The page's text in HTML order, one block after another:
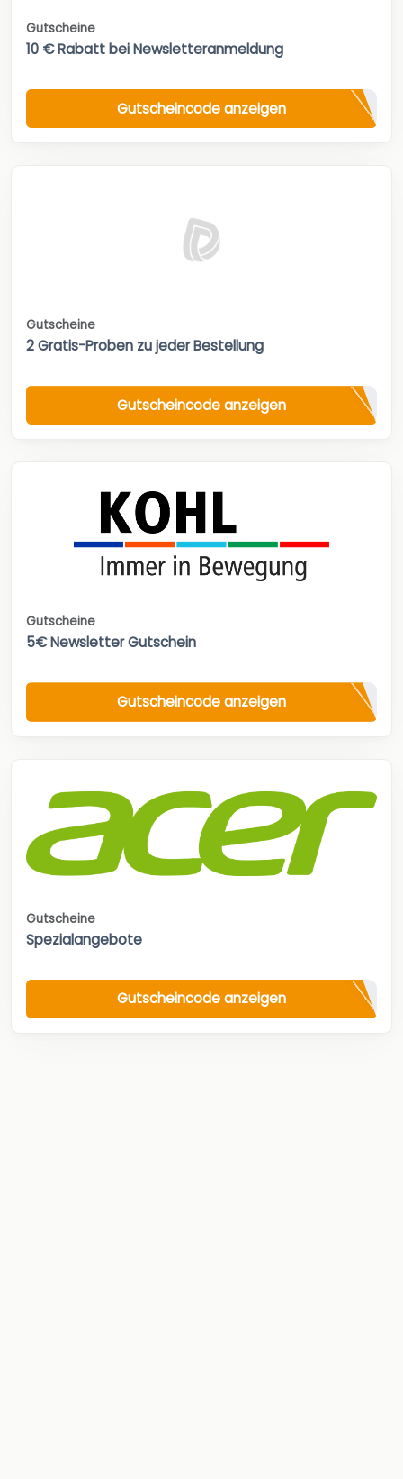
Gutscheine
10 € Rabatt bei Newsletteranmeldung
Gutscheincode anzeigen
Gutscheine
2 Gratis-Proben zu jeder Bestellung
Gutscheincode anzeigen
Gutscheine
5€ Newsletter Gutschein
Gutscheincode anzeigen
Gutscheine
Spezialangebote
Gutscheincode anzeigen